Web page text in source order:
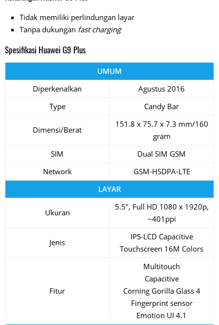
Tidak memiliki perlindungan layar
Tanpa dukungan fast charging
Spesifikasi Huawei G9 Plus
UMUM
Diperkenalkan
Agustus 2016
Type
Candy Bar
Dimensi/Berat
151.8 x 75.7 x 7.3 mm/160
gram
SIM
Dual SIM GSM
Network
GSM-HSDPA-LTE
LAYAR
Ukuran
5.5″, Full HD 1080 x 1920p,
~401ppi
Jenis
IPS-LCD Capacitive
Touchscreen 16M Colors
Fitur
Multitouch
Capacitive
Corning Gorilla Glass 4
Fingerprint sensor
Emotion UI 4.1